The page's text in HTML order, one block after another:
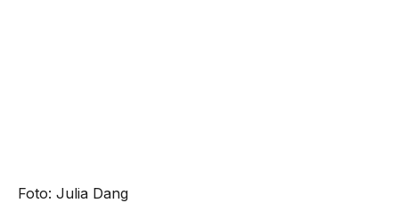
Foto: Julia Dang